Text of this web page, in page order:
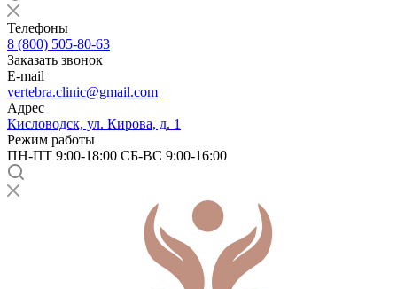
Телефоны
8 (800) 505-80-63
Заказать звонок
E-mail
vertebra.clinic@gmail.com
Адрес
Кисловодск, ул. Кирова, д. 1
Режим работы
ПН-ПТ 9:00-18:00 СБ-ВС 9:00-16:00